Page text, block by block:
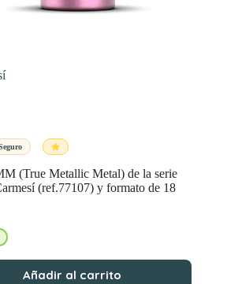
(True Metallic Metal) de la serie
(ref.77107) y formato de 18
Añadir al carrito